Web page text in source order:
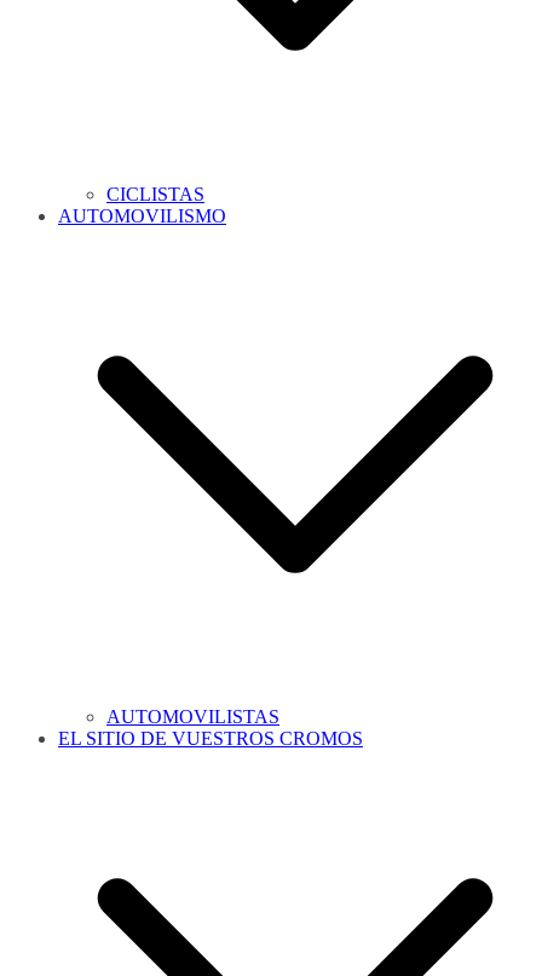
CICLISTAS
AUTOMOVILISMO
AUTOMOVILISTAS
EL SITIO DE VUESTROS CROMOS